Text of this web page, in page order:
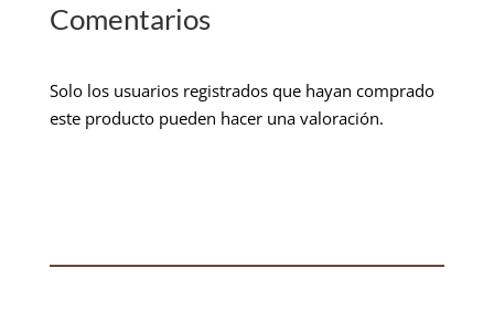
Comentarios
Solo los usuarios registrados que hayan comprado
este producto pueden hacer una valoración.